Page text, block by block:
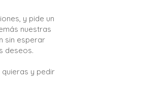
y pide un
nuestras
sin esperar
deseos.
y pedir